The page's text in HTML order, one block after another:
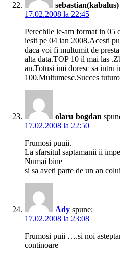
sebastian(kabalus)
17.02.2008 la 22:45
Perechile le-am format in 05
iesit pe 04 ian 2008.Acesti
daca voi fi multumit de
alta data.TOP 10 il mai las
an.Totusi imi doresc sa intru
100.Multumesc.Succes
olaru bogdan
17.02.2008 la 22:50
Frumosi puuii.
La sfarsitul saptamanii ii
Numai bine
si sa aveti parte de un an
Ady spune:
17.02.2008 la 23:08
Frumosi puii ….si noi
continoare